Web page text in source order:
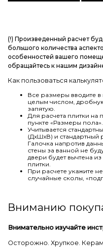
(!) Произведенный расчет
большого количества
особенностей вашего
обращайтесь к нашим
Как пользоваться
Все размеры вводите
целым числом,
запятую.
Для расчета плитки на
пункте «Размеры пола».
Учитывается
(ДхШхВ) и
Галочка напротив
стены за ванной не
двери будет вычтена
плитки.
При расчете укажите
случайные сколы,
Вниманию
Внимательно изучайте
Осторожно. Хрупкое.